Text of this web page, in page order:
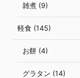
雑煮 (9)
軽食 (145)
お餅 (4)
グラタン (14)